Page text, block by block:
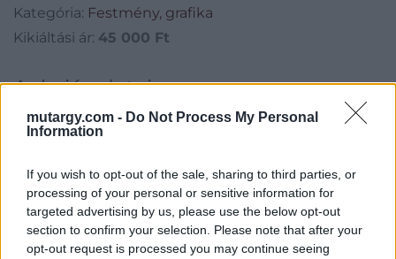
mutargy.com - Do Not Process My Personal
Information
If you wish to opt-out of the sale, sharing to third parties, or
processing of your personal or sensitive information for
targeted advertising by us, please use the below opt-out
section to confirm your selection. Please note that after your
opt-out request is processed you may continue seeing
Kategória: Festmény, grafika
Kikiáltási ár: 45 000 Ft
Aukció adatai
Aukció neve:5. Thiboud Bárdy és Margareta Schick-Bárdy
gyűjtemény árverése
Aukció ideje: 19:00
Aukció helye:https://aukcio.net/
Tételszám: 19